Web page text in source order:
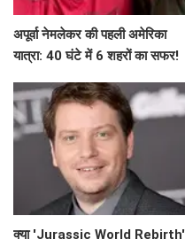
अपूर्वा नेमलेकर की पहली अमेरिका
यात्रा: 40 घंटे में 6 शहरों का सफर!
क्या 'Jurassic World Rebirth'